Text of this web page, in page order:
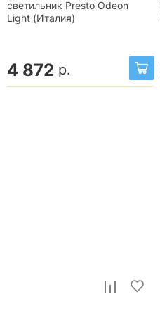
светильник Presto Odeon
Light (Италия)
4 872 р.